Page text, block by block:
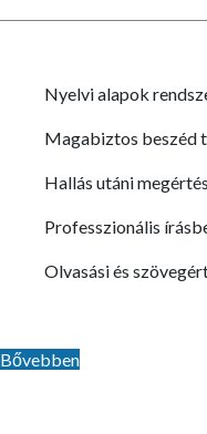
Nyelvi alapok
Magabiztos beszéd
Hallás utáni
Professzionális
Olvasási és
Bővebben